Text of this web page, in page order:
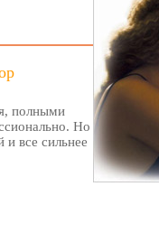
полными
Но
и все сильнее